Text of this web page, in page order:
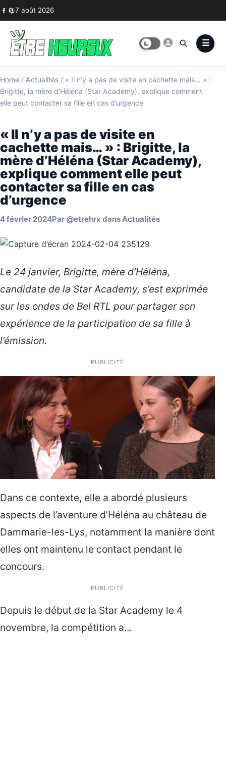
Skip to content
7 août 2026
Home / Actualités / « Il n’y a pas de visite en cachette mais… » :
Brigitte, la mère d’Héléna (Star Academy), explique comment
elle peut contacter sa fille en cas d’urgence
« Il n’y a pas de visite en
cachette mais… » : Brigitte, la
mère d’Héléna (Star Academy),
explique comment elle peut
contacter sa fille en cas
d’urgence
4 février 2024Par @etrehrx dansActualités
Le 24 janvier, Brigitte, mère d’Héléna,
candidate de la Star Academy, s’est exprimée
sur les ondes de Bel RTL pour partager son
expérience de la participation de sa fille à
l’émission.
PUBLICITÉ
Dans ce contexte, elle a abordé plusieurs
aspects de l’aventure d’Héléna au château de
Dammarie-les-Lys, notamment la manière dont
elles ont maintenu le contact pendant le
concours.
PUBLICITÉ
Depuis le début de la Star Academy le 4
novembre, la compétition a…